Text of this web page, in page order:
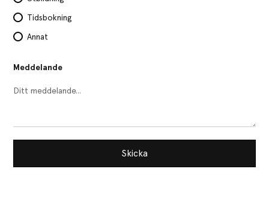
Tidsbokning
Annat
Meddelande